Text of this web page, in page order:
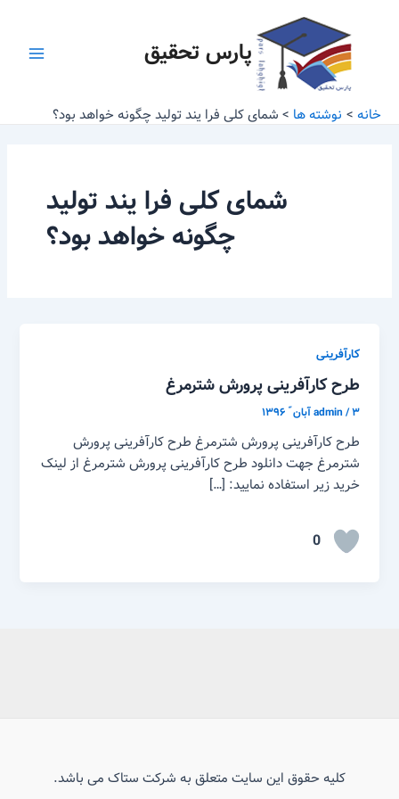
پارس تحقیق
خانه نوشته ها شمای کلی فرا یند تولید چگونه خواهد بود؟
شمای کلی فرا یند تولید
چگونه خواهد بود؟
کارآفرینی
طرح کارآفرینی پرورش شترمرغ
admin/۳ آبان ّ ۱۳۹۶
طرح کارآفرینی پرورش شترمرغ طرح کارآفرینی پرورش
شترمرغ جهت دانلود طرح کارآفرینی پرورش شترمرغ از لینک
خرید زیر استفاده نمایید: […]
0
کلیه حقوق این سایت متعلق به شرکت ستاک می باشد.